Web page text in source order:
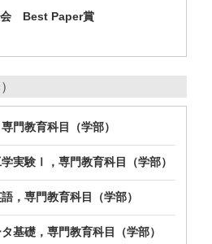
会 Best Paper賞
門教育科目（学部）
実験Ⅰ，専門教育科目（学部）
，専門教育科目（学部）
基礎，専門教育科目（学部）